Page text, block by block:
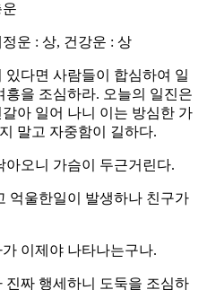
운 : 상, 건강운 : 상
있다면 사람들이 합심하여 일
흥을 조심하라. 오늘의 일진은
아 일어 나니 이는 방심한 가
말고 자중함이 길하다.
아오니 가슴이 두근거린다.
억울한일이 발생하나 친구가
이제야 나타나는구나.
진짜 행세하니 도둑을 조심하